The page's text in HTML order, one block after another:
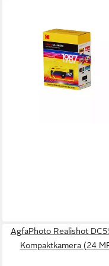
als Schlüsselanhänger,
Box (1 Stk)Auflösung Foto
ab 59,99 €
leider ausverkauft
AgfaPhoto Realishot
Kompaktkamera (24